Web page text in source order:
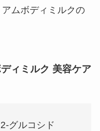
ムボディミルクの
ィミルク 美容ケア
グルコシド